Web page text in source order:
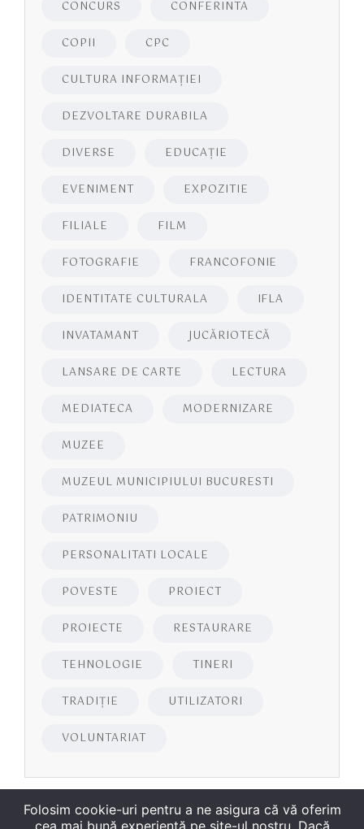
CONCURS CONFERINTA
COPII CPC
CULTURA INFORMAŢIEI
DEZVOLTARE DURABILA
DIVERSE EDUCAŢIE
EVENIMENT EXPOZITIE
FILIALE FILM
FOTOGRAFIE FRANCOFONIE
IDENTITATE CULTURALA IFLA
INVATAMANT JUCĂRIOTECĂ
LANSARE DE CARTE LECTURA
MEDIATECA MODERNIZARE
MUZEE
MUZEUL MUNICIPIULUI BUCURESTI
PATRIMONIU
PERSONALITATI LOCALE
POVESTE PROIECT
PROIECTE RESTAURARE
TEHNOLOGIE TINERI
TRADIȚIE UTILIZATORI
VOLUNTARIAT
Folosim cookie-uri pentru a ne asigura că vă oferim
cea mai bună experiență pe site-ul nostru. Dacă